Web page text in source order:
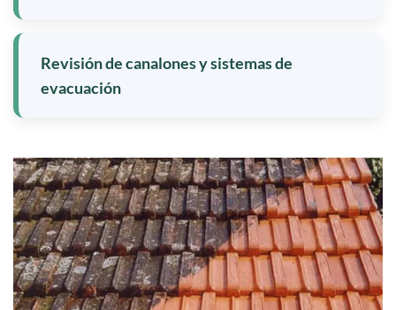
Revisión de canalones y sistemas de
evacuación